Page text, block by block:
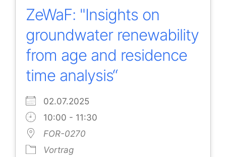
ZeWaF: "Insights on
groundwater renewability
from age and residence
time analysis“
02.07.2025
10:00 - 11:30
FOR-0270
Vortrag